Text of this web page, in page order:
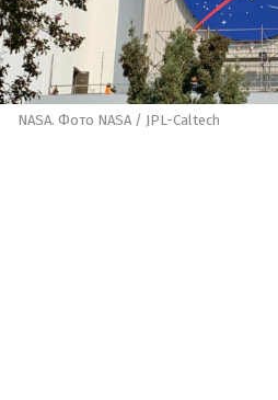
NASA. Фото NASA / JPL-Caltech